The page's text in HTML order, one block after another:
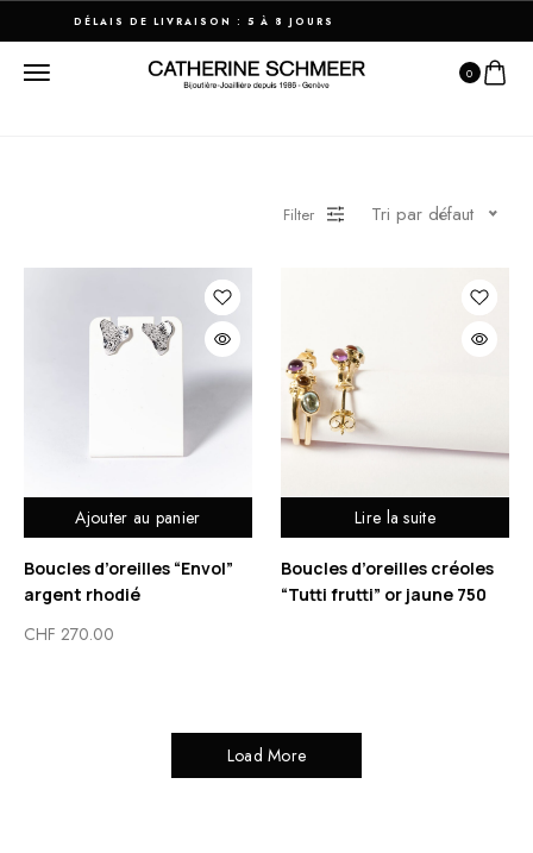
DÉLAIS DE LIVRAISON : 5 À 8 JOURS
0
Filter Tri par défaut
Ajouter au panier
Boucles d’oreilles “Envol”
argent rhodié
CHF 270.00
Lire la suite
Boucles d’oreilles créoles
“Tutti frutti” or jaune 750
Load More